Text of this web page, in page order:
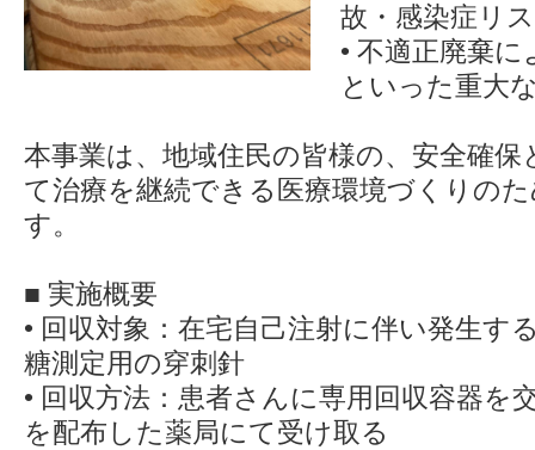
故・感染症リ
• 不適正廃棄
といった重大
本事業は、地域住民の皆様の、安全確
て治療を継続できる医療環境づくりの
す。
■ 実施概要
• 回収対象：在宅自己注射に伴い発生す
糖測定用の穿刺針
• 回収方法：患者さんに専用回収容器を
を配布した薬局にて受け取る